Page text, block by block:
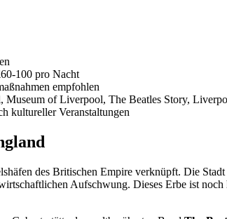
100 pro Nacht
empfohlen
of Liverpool, The Beatles Story,
kultureller Veranstaltungen
des Britischen Empire verknüpft. Die
Aufschwung. Dieses Erbe ist noch